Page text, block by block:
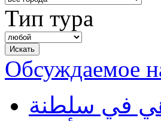
Тип тура
Обсуждаемое
في سلطنة